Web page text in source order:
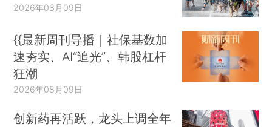
2026年08月09日
{{最新周刊导播｜社保基数加
速夯实、AI“追光”、韩股杠杆
狂潮
2026年08月09日
创新药再活跃，龙头上调全年